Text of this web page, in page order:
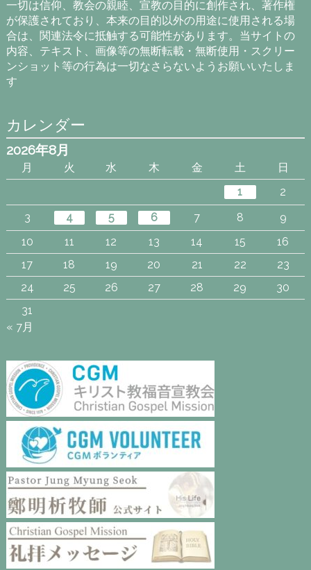
一切は信仰、教会の親睦、宣教の目的に創作され、著作権
が保護されており、本来の目的以外の用途に使用される場
合は、関連法令に抵触する可能性があります。当サイトの
内容、テキスト、画像等の無断転載・無断使用・スクリー
ンショット等の行為は一切なさらないようお願いいたしま
す
カレンダー
2026年8月
月 火 水 木 金 土
日
1
2
3
4 5 6 7 8
9
10
11 12 13 14 15
16
17
18 19 20 21 22
23
24
25 26 27 28 29
30
31
« 7月